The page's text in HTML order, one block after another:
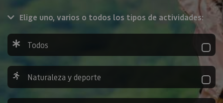
Elige uno, varios o todos los tipos de actividades:
Todos
Naturaleza y deporte